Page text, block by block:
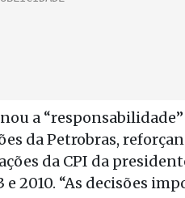
a
da Petrobras,
da CPI da
2010. “As decisões